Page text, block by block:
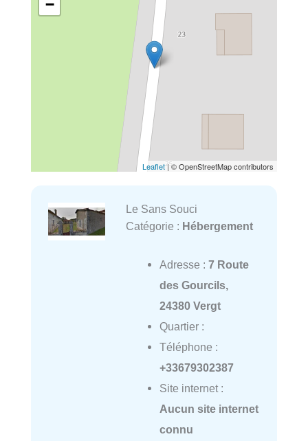
−
Leaflet| © OpenStreetMap contributors
Le Sans Souci
Catégorie : Hébergement
Adresse : 7 Route
des Gourcils,
24380 Vergt
Quartier :
Téléphone :
+33679302387
Site internet :
Aucun site internet
connu